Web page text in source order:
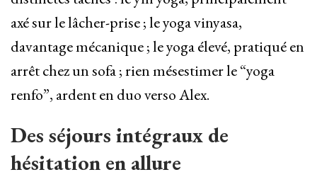
axé sur le lâcher-prise ; le yoga vinyasa,
davantage mécanique ; le yoga élevé, pratiqué en
arrêt chez un sofa ; rien mésestimer le “yoga
renfo”, ardent en duo verso Alex.
Des séjours intégraux de
hésitation en allure